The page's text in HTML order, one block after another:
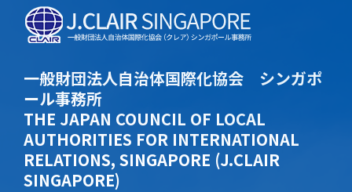
一般財団法人自治体国際化協会 シンガポ
ール事務所
THE JAPAN COUNCIL OF LOCAL
AUTHORITIES FOR INTERNATIONAL
RELATIONS, SINGAPORE (J.CLAIR
SINGAPORE)